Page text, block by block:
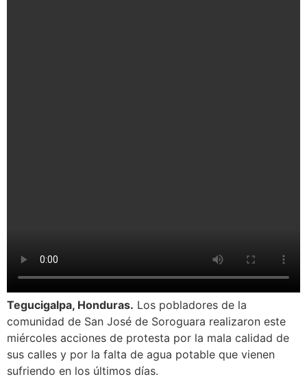
Tegucigalpa, Honduras. Los pobladores de la
comunidad de San José de Soroguara realizaron este
miércoles acciones de protesta por la mala calidad de
sus calles y por la falta de agua potable que vienen
sufriendo en los últimos días.